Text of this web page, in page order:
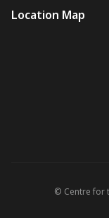
Location Map
© Centre for